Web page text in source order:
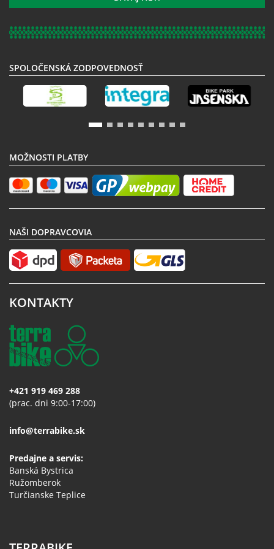
odberu
SPOLOČENSKÁ ZODPOVEDNOSŤ
MOŽNOSTI PLATBY
NAŠI DOPRAVCOVIA
KONTAKTY
+421 919 469 288
(prac. dni 9:00-17:00)
info@terrabike.sk
Predajne a servis:
Banská Bystrica
Ružomberok
Turčianske Teplice